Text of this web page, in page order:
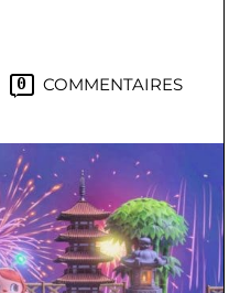
0 COMMENTAIRES